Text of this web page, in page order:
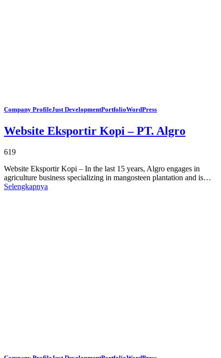
Company ProfileJust DevelopmentPortfolioWordPress
Website Eksportir Kopi – PT. Algro
619
Website Eksportir Kopi – In the last 15 years, Algro engages in
agriculture business specializing in mangosteen plantation and is…
Selengkapnya